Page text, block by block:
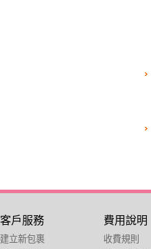
客戶服務
建立新包裹
費用說明
收費規則